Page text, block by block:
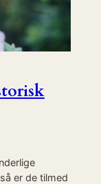
er de tilmed